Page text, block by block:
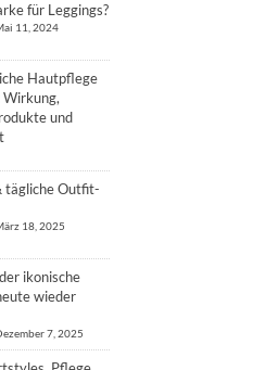
für Leggings?
11, 2024
Hautpflege
und
tägliche Outfit-
18, 2025
ikonische
wieder
7, 2025